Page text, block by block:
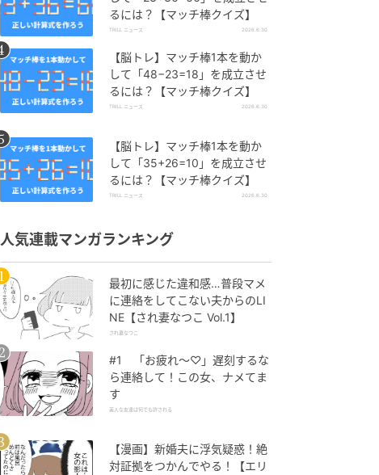
るには？【マッチ棒クイズ】
TRILL ニュース 2026.6.30
【脳トレ】マッチ棒1本を動か
して「48−23=18」を成立させ
るには？【マッチ棒クイズ】
TRILL ニュース 2026.6.30
【脳トレ】マッチ棒1本を動か
して「35+26=10」を成立させ
るには？【マッチ棒クイズ】
TRILL ニュース 2026.6.30
人気連載マンガランキング
最初に感じた違和感…普段マメ
に連絡をしてこない夫からのLI
NE【され妻なつこ Vol.1】
され妻なつこ
#1 「お疲れ〜♡」遅刻するな
ら連絡して！この女、ナメてま
す
美人な友達は何でも許される
【漫画】新婚夫に浮気疑惑！絶
対証拠をつかんでやる！【エリ